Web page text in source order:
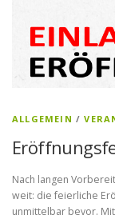
ALLGEMEIN /
Nach langen
weit: die feierliche
unmittelbar bevor.